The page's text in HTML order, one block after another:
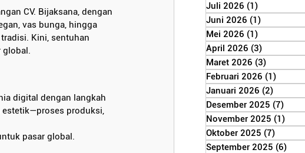
CV. Bijaksana, dengan
vas bunga, hingga
Kini, sentuhan
global.
digital dengan langkah
estetik—proses produksi,
pasar global.
Juli 2026 (1)
Juni 2026 (1)
Mei 2026 (1)
April 2026 (3)
Maret 2026 (3)
Februari 2026 (1)
Januari 2026 (2)
Desember 2025 (7)
November 2025 (1)
Oktober 2025 (7)
September 2025 (6)